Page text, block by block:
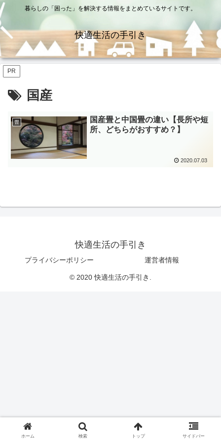
暮らしの「困った」を解決する情報をまとめているサイトです。
快適生活の手引き
PR
国産
畳
国産畳と中国畳の違い【長所や短
所、どちらがおすすめ？】
2020.07.03
快適生活の手引き
プライバシーポリシー 運営者情報
© 2020 快適生活の手引き.
ホーム 検索 トップ サイドバー